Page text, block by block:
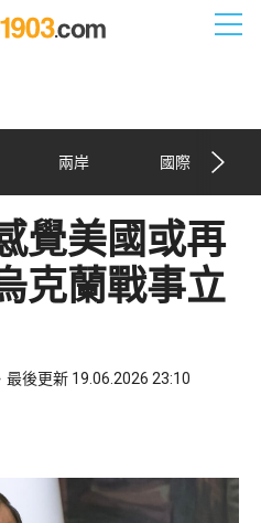
兩岸 國際
覺美國或再
克蘭戰事立
最後更新 19.06.2026 23:10